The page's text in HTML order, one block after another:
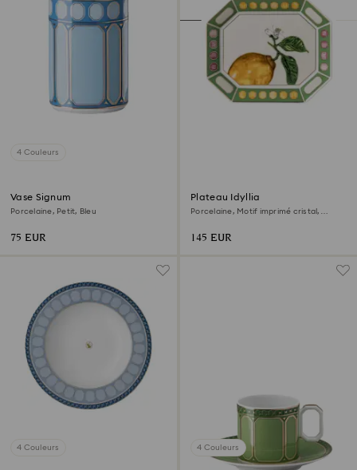
4 Couleurs
Vase Signum
Porcelaine, Petit, Bleu
75 EUR
Plateau Idyllia
Porcelaine, Motif imprimé cristal,
145 EUR
4 Couleurs 4 Couleurs